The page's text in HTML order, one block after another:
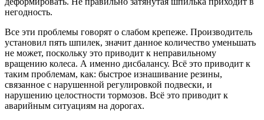
негодность.
Все эти проблемы говорят о слабом крепеже. Производитель
установил пять шпилек, значит данное количество уменьшать
не может, поскольку это приводит к неправильному
вращению колеса. А именно дисбалансу. Всё это приводит к
таким проблемам, как: быстрое изнашивание резины,
связанное с нарушенной регулировкой подвески, и
нарушению целостности тормозов. Всё это приводит к
аварийным ситуациям на дорогах.